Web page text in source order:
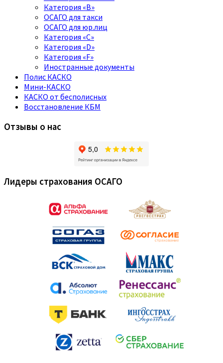
Категория «B»
ОСАГО для такси
ОСАГО для юр.лиц
Категория «C»
Категория «D»
Категория «F»
Иностранные документы
Полис КАСКО
Мини-КАСКО
КАСКО от бесполисных
Восстановление КБМ
Отзывы о нас
Лидеры страхования ОСАГО